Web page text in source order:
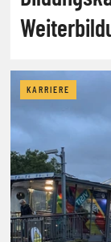
KARRIERE